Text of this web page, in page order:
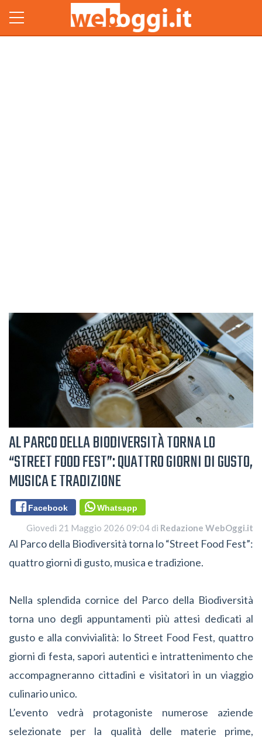
AL PARCO DELLA BIODIVERSITÀ TORNA LO
“STREET FOOD FEST”: QUATTRO GIORNI DI GUSTO,
MUSICA E TRADIZIONE
Facebook Whatsapp
Giovedì 21 Maggio 2026 09:04 di Redazione WebOggi.it
Al Parco della Biodiversità torna lo “Street Food Fest”:
quattro giorni di gusto, musica e tradizione.
Nella splendida cornice del Parco della Biodiversità
torna uno degli appuntamenti più attesi dedicati al
gusto e alla convivialità: lo Street Food Fest, quattro
giorni di festa, sapori autentici e intrattenimento che
accompagneranno cittadini e visitatori in un viaggio
culinario unico.
L’evento vedrà protagoniste numerose aziende
selezionate per la qualità delle materie prime,